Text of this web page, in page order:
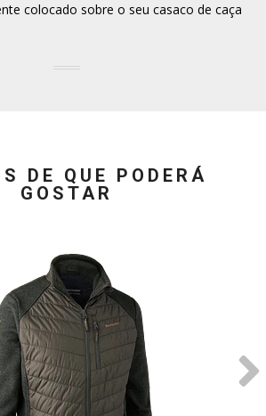
colocado sobre o seu casaco de caça
DE QUE PODERÁ
GOSTAR